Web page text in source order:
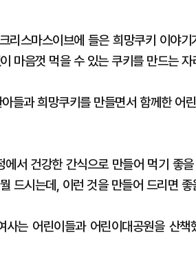
리스마스이브에 들은 희망쿠키 이야
마음껏 먹을 수 있는 쿠키를 만드는
들과 희망쿠키를 만들면서 함께한 어
에서 건강한 간식으로 만들어 먹기 좋
드시는데, 이런 것을 만들어 드리면
는 어린이들과 어린이대공원을 산